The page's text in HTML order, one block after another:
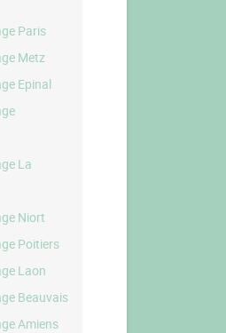
Paris
Metz
Epinal
La
Niort
Poitiers
Laon
Beauvais
Amiens